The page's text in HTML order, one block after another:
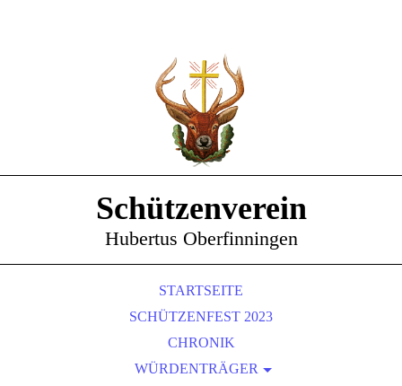
Schützenverein
Hubertus Oberfinningen
STARTSEITE
SCHÜTZENFEST 2023
CHRONIK
WÜRDENTRÄGER